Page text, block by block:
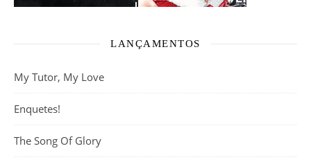
LANÇAMENTOS
My Tutor, My Love
Enquetes!
The Song Of Glory